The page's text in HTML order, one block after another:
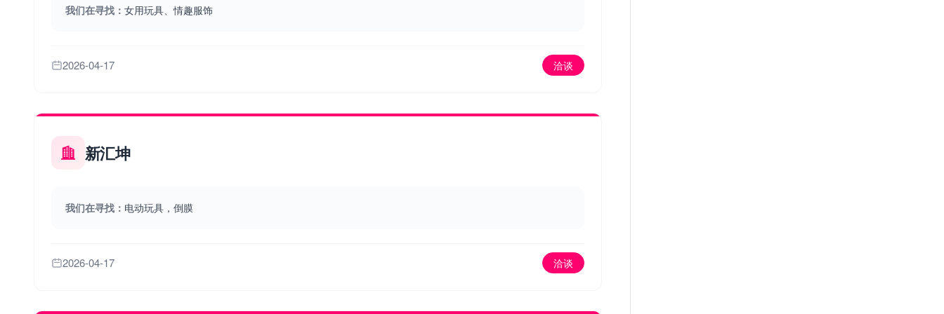
我们在寻找： 女用玩具、情趣服饰
2026-04-17 洽谈
新汇坤
我们在寻找： 电动玩具，倒膜
2026-04-17 洽谈